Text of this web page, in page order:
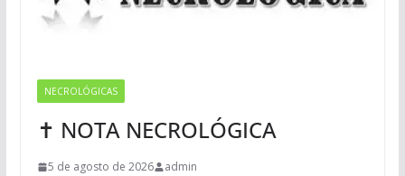
NECROLÓGICAS
✝ NOTA NECROLÓGICA
5 de agosto de 2026 admin